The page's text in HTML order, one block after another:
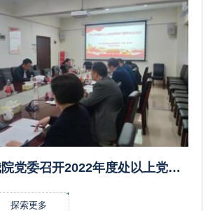
党委召开2022年度处以上党员
探索更多